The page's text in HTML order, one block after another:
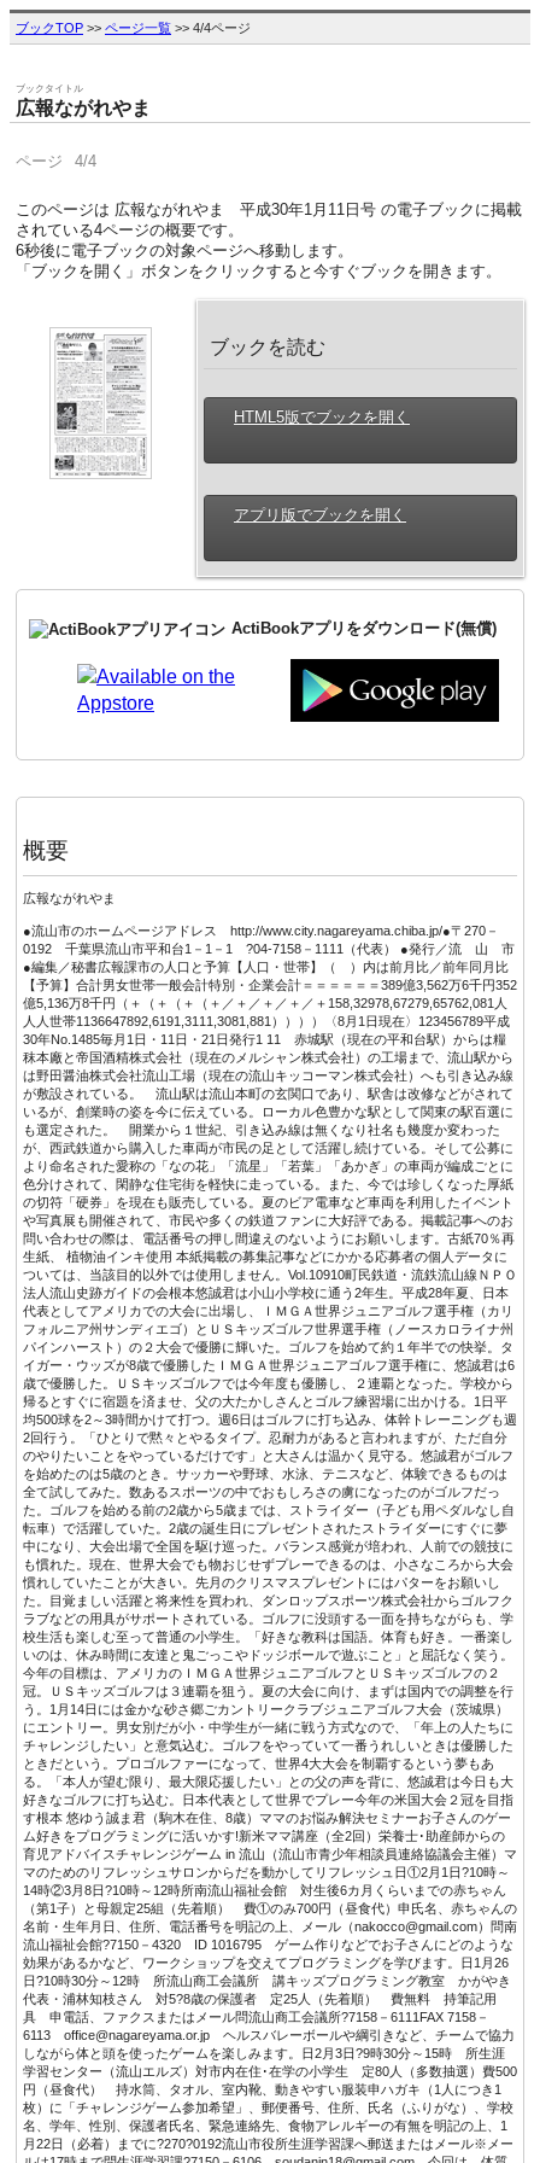
ブックTOP >> ページ一覧 >> 4/4ページ
ブックタイトル
広報ながれやま
ページ 4/4
このページは 広報ながれやま 平成30年1月11日号 の電子ブックに掲載
されている4ページの概要です。
6秒後に電子ブックの対象ページへ移動します。
「ブックを開く」ボタンをクリックすると今すぐブックを開きます。
ブックを読む
HTML5版でブックを開く
アプリ版でブックを開く
ActiBookアプリをダウンロード(無償)
概要
広報ながれやま
●流山市のホームページアドレス http://www.city.nagareyama.chiba.jp/●〒270－
0192 千葉県流山市平和台1－1－1 ?04-7158－1111（代表） ●発行／流 山 市
●編集／秘書広報課市の人口と予算【人口・世帯】（ ）内は前月比／前年同月比
【予算】合計男女世帯一般会計特別・企業会計＝＝＝＝＝＝389億3,562万6千円352
億5,136万8千円（＋（＋（＋（＋／＋／＋／＋／＋158,32978,67279,65762,081人
人人世帯1136647892,6191,3111,3081,881））））〈8月1日現在〉123456789平成
30年No.1485毎月1日・11日・21日発行1 11 赤城駅（現在の平和台駅）からは糧
秣本廠と帝国酒精株式会社（現在のメルシャン株式会社）の工場まで、流山駅から
は野田醤油株式会社流山工場（現在の流山キッコーマン株式会社）へも引き込み線
が敷設されている。 流山駅は流山本町の玄関口であり、駅舎は改修などがされて
いるが、創業時の姿を今に伝えている。ローカル色豊かな駅として関東の駅百選に
も選定された。 開業から１世紀、引き込み線は無くなり社名も幾度か変わった
が、西武鉄道から購入した車両が市民の足として活躍し続けている。そして公募に
より命名された愛称の「なの花」「流星」「若葉」「あかぎ」の車両が編成ごとに
色分けされて、閑静な住宅街を軽快に走っている。また、今では珍しくなった厚紙
の切符「硬券」を現在も販売している。夏のビア電車など車両を利用したイベント
や写真展も開催されて、市民や多くの鉄道ファンに大好評である。掲載記事へのお
問い合わせの際は、電話番号の押し間違えのないようにお願いします。古紙70％再
生紙、 植物油インキ使用 本紙掲載の募集記事などにかかる応募者の個人データに
ついては、当該目的以外では使用しません。Vol.10910町民鉄道・流鉄流山線ＮＰＯ
法人流山史跡ガイドの会根本悠誠君は小山小学校に通う2年生。平成28年夏、日本
代表としてアメリカでの大会に出場し、ＩＭＧＡ世界ジュニアゴルフ選手権（カリ
フォルニア州サンディエゴ）とＵＳキッズゴルフ世界選手権（ノースカロライナ州
パインハースト）の２大会で優勝に輝いた。ゴルフを始めて約１年半での快挙。タ
イガー・ウッズが8歳で優勝したＩＭＧＡ世界ジュニアゴルフ選手権に、悠誠君は6
歳で優勝した。ＵＳキッズゴルフでは今年度も優勝し、２連覇となった。学校から
帰るとすぐに宿題を済ませ、父の大たかしさんとゴルフ練習場に出かける。1日平
均500球を2～3時間かけて打つ。週6日はゴルフに打ち込み、体幹トレーニングも週
2回行う。「ひとりで黙々とやるタイプ。忍耐力があると言われますが、ただ自分
のやりたいことをやっているだけです」と大さんは温かく見守る。悠誠君がゴルフ
を始めたのは5歳のとき。サッカーや野球、水泳、テニスなど、体験できるものは
全て試してみた。数あるスポーツの中でおもしろさの虜になったのがゴルフだっ
た。ゴルフを始める前の2歳から5歳までは、ストライダー（子ども用ペダルなし自
転車）で活躍していた。2歳の誕生日にプレゼントされたストライダーにすぐに夢
中になり、大会出場で全国を駆け巡った。バランス感覚が培われ、人前での競技に
も慣れた。現在、世界大会でも物おじせずプレーできるのは、小さなころから大会
慣れしていたことが大きい。先月のクリスマスプレゼントにはパターをお願いし
た。目覚ましい活躍と将来性を買われ、ダンロップスポーツ株式会社からゴルフク
ラブなどの用具がサポートされている。ゴルフに没頭する一面を持ちながらも、学
校生活も楽しむ至って普通の小学生。「好きな教科は国語。体育も好き。一番楽し
いのは、休み時間に友達と鬼ごっこやドッジボールで遊ぶこと」と屈託なく笑う。
今年の目標は、アメリカのＩＭＧＡ世界ジュニアゴルフとＵＳキッズゴルフの２
冠。ＵＳキッズゴルフは３連覇を狙う。夏の大会に向け、まずは国内での調整を行
う。1月14日には金かな砂さ郷ごカントリークラブジュニアゴルフ大会（茨城県）
にエントリー。男女別だが小・中学生が一緒に戦う方式なので、「年上の人たちに
チャレンジしたい」と意気込む。ゴルフをやっていて一番うれしいときは優勝した
ときだという。プロゴルファーになって、世界4大大会を制覇するという夢もあ
る。「本人が望む限り、最大限応援したい」との父の声を背に、悠誠君は今日も大
好きなゴルフに打ち込む。日本代表として世界でプレー今年の米国大会２冠を目指
す根本 悠ゆう誠ま君（駒木在住、8歳）ママのお悩み解決セミナーお子さんのゲー
ム好きをプログラミングに活いかす!新米ママ講座（全2回）栄養士･助産師からの
育児アドバイスチャレンジゲーム in 流山（流山市青少年相談員連絡協議会主催）マ
マのためのリフレッシュサロンからだを動かしてリフレッシュ日①2月1日?10時～
14時②3月8日?10時～12時所南流山福祉会館 対生後6カ月くらいまでの赤ちゃん
（第1子）と母親定25組（先着順） 費①のみ700円（昼食代）申氏名、赤ちゃんの
名前・生年月日、住所、電話番号を明記の上、メール（nakocco@gmail.com）問南
流山福祉会館?7150－4320 ID 1016795 ゲーム作りなどでお子さんにどのような
効果があるかなど、ワークショップを交えてプログラミングを学びます。日1月26
日?10時30分～12時 所流山商工会議所 講キッズプログラミング教室 かがやき
代表・浦林知枝さん 対5?8歳の保護者 定25人（先着順） 費無料 持筆記用
具 申電話、ファクスまたはメール問流山商工会議所?7158－6111FAX 7158－
6113 office@nagareyama.or.jp ヘルスバレーボールや綱引きなど、チームで協力
しながら体と頭を使ったゲームを楽しみます。日2月3日?9時30分～15時 所生涯
学習センター（流山エルズ）対市内在住･在学の小学生 定80人（多数抽選）費500
円（昼食代） 持水筒、タオル、室内靴、動きやすい服装申ハガキ（1人につき1
枚）に「チャレンジゲーム参加希望」、郵便番号、住所、氏名（ふりがな）、学校
名、学年、性別、保護者氏名、緊急連絡先、食物アレルギーの有無を明記の上、1
月22日（必着）までに?270?0192流山市役所生涯学習課へ郵送またはメール※メー